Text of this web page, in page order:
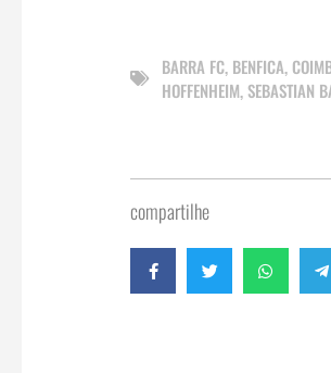
BARRA FC, BENFICA,
HOFFENHEIM, SEBASTIAN
compartilhe